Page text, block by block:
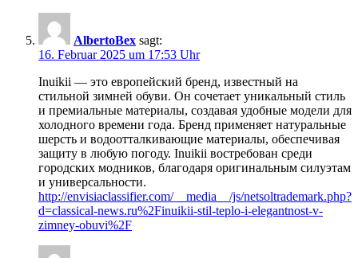
AlbertoBex sagt:
16. Februar 2025 um 17:53 Uhr
Inuikii — это европейский бренд, известный на
стильной зимней обуви. Он сочетает уникальный стиль
и премиальные материалы, создавая удобные модели для
холодного времени года. Бренд применяет натуральные
шерсть и водоотталкивающие материалы, обеспечивая
защиту в любую погоду. Inuikii востребован среди
городских модников, благодаря оригинальным силуэтам
и универсальности.
http://envisiaclassifier.com/__media__/js/netsoltrademark.php?
d=classical-news.ru%2Finuikii-stil-teplo-i-elegantnost-v-
zimney-obuvi%2F